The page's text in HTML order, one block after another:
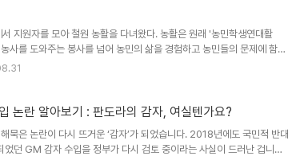
지원자를 모아 철원 농활을 다녀왔다. 농활은 원래 '농민학생연대활
사를 도와주는 봉사를 넘어 농민의 삶을 경험하고 농민들의 문제에 함께
일컫는다. 단체는 철원군농민회와 도농교류 협약을 맺어 매년 봄 가을에
blog.dosinong.net/57) 뜨거운 해를 온 몸으로 받으며 양파를 수확
호전단이 붙여져 있었다. '내란세력 완전 청산! G..
논란 알아보기 : 판도라의 감자, 여실텐가요?
은 논란이 다시 뜨거운 ‘감자’가 되었습니다. 2018년에도 국민적 반대
었던 GM 감자 수입을 정부가 다시 검토 중이라는 사실이 드러난 겁니다.